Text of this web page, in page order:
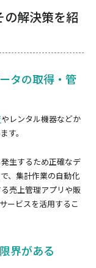
の解決策を紹
タの取得・管
やレンタル機器などか
す。
生するため正確なデ
、集計作業の自動化
売上管理アプリや販
ービスを活用するこ
界がある